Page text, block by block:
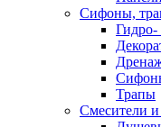
Сифоны,
Гидро-
Трапы
Смесители